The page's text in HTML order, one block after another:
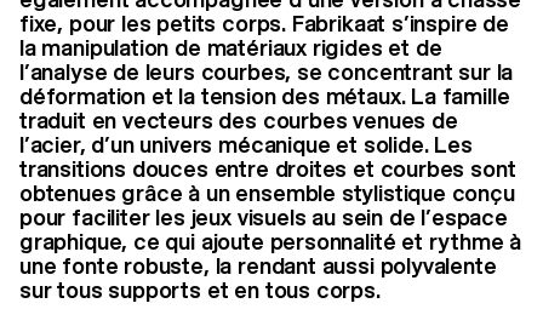
fixe, pour les petits corps. Fabrikaat s’inspire de
la manipulation de matériaux rigides et de
l’analyse de leurs courbes, se concentrant sur la
déformation et la tension des métaux. La famille
traduit en vecteurs des courbes venues de
l’acier, d’un univers mécanique et solide. Les
transitions douces entre droites et courbes sont
obtenues grâce à un ensemble stylistique conçu
pour faciliter les jeux visuels au sein de l’espace
graphique, ce qui ajoute personnalité et rythme à
une fonte robuste, la rendant aussi polyvalente
sur tous supports et en tous corps.